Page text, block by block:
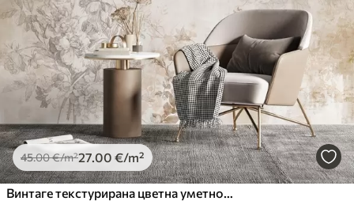
45.00€/m²27.00 €/m²
Винтаге текстурирана цветна уметност са илустрацијама нежног баштенског цвећа и лишћа у стилу цртања, меки пастелни беж и сепија тонови